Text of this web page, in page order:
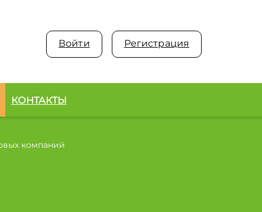
Войти Регистрация
КОНТАКТЫ